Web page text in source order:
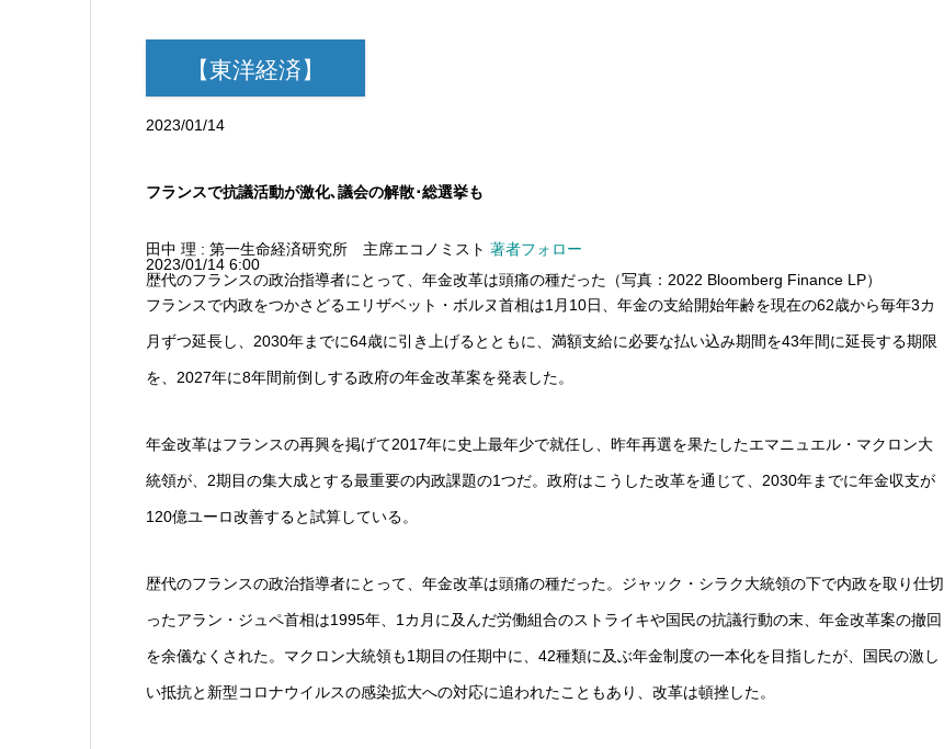
【東洋経済】
2023/01/14
フランスで抗議活動が激化､議会の解散･総選挙も
田中 理 : 第一生命経済研究所 主席エコノミスト 著者フォロー
2023/01/14 6:00
歴代のフランスの政治指導者にとって、年金改革は頭痛の種だった（写真：2022 Bloomberg Finance LP）
フランスで内政をつかさどるエリザベット・ボルヌ首相は1月10日、年金の支給開始年齢を現在の62歳から毎年3カ
月ずつ延長し、2030年までに64歳に引き上げるとともに、満額支給に必要な払い込み期間を43年間に延長する期限
を、2027年に8年間前倒しする政府の年金改革案を発表した。
年金改革はフランスの再興を掲げて2017年に史上最年少で就任し、昨年再選を果たしたエマニュエル・マクロン大
統領が、2期目の集大成とする最重要の内政課題の1つだ。政府はこうした改革を通じて、2030年までに年金収支が
120億ユーロ改善すると試算している。
歴代のフランスの政治指導者にとって、年金改革は頭痛の種だった。ジャック・シラク大統領の下で内政を取り仕切
ったアラン・ジュペ首相は1995年、1カ月に及んだ労働組合のストライキや国民の抗議行動の末、年金改革案の撤回
を余儀なくされた。マクロン大統領も1期目の任期中に、42種類に及ぶ年金制度の一本化を目指したが、国民の激し
い抵抗と新型コロナウイルスの感染拡大への対応に追われたこともあり、改革は頓挫した。